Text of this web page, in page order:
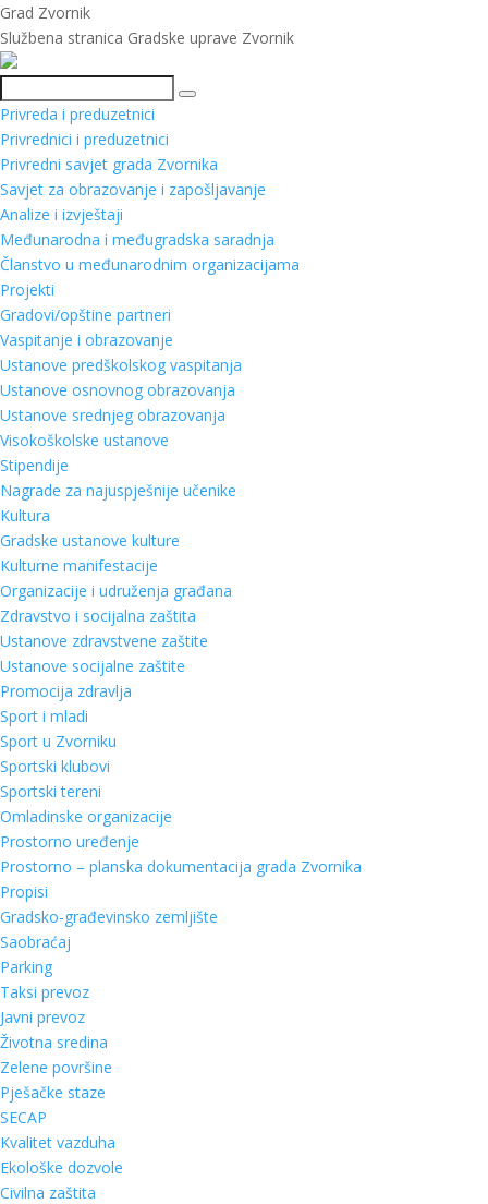
Grad Zvornik
Službena stranica Gradske uprave Zvornik
Pretraga
Privreda i preduzetnici
Privrednici i preduzetnici
Privredni savjet grada Zvornika
Savjet za obrazovanje i zapošljavanje
Analize i izvještaji
Međunarodna i međugradska saradnja
Članstvo u međunarodnim organizacijama
Projekti
Gradovi/opštine partneri
Vaspitanje i obrazovanje
Ustanove predškolskog vaspitanja
Ustanove osnovnog obrazovanja
Ustanove srednjeg obrazovanja
Visokoškolske ustanove
Stipendije
Nagrade za najuspješnije učenike
Kultura
Gradske ustanove kulture
Kulturne manifestacije
Organizacije i udruženja građana
Zdravstvo i socijalna zaštita
Ustanove zdravstvene zaštite
Ustanove socijalne zaštite
Promocija zdravlja
Sport i mladi
Sport u Zvorniku
Sportski klubovi
Sportski tereni
Omladinske organizacije
Prostorno uređenje
Prostorno – planska dokumentacija grada Zvornika
Propisi
Gradsko-građevinsko zemljište
Saobraćaj
Parking
Taksi prevoz
Javni prevoz
Životna sredina
Zelene površine
Pješačke staze
SECAP
Kvalitet vazduha
Ekološke dozvole
Civilna zaštita